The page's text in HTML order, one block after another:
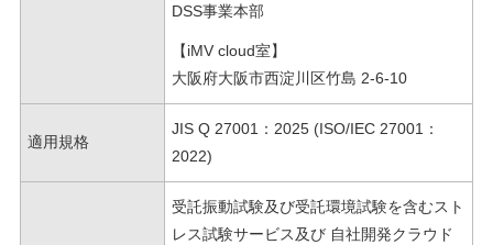
DSS事業本部
【iMV cloud室】
大阪府大阪市西淀川区竹島 2-6-10
適用規格
JIS Q 27001：2025 (ISO/IEC 27001：
2022)
受託振動試験及び受託環境試験を含むスト
レス試験サービス及び自社開発クラウド